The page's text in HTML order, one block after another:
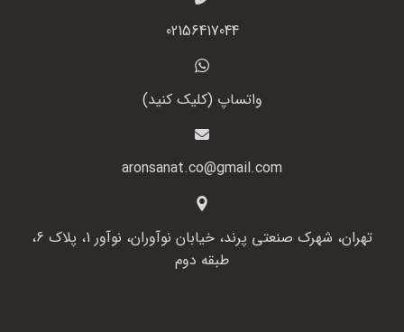
02156417044
واتساپ (کلیک کنید)
aronsanat.co@gmail.com
تهران، شهرک صنعتی پرند، خیابان نوآوران، نوآور 1، پلاک 6،
طبقه دوم